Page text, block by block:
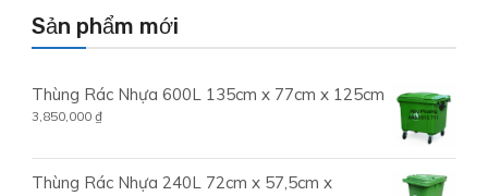
Sản phẩm mới
Thùng Rác Nhựa 600L 135cm x 77cm x 125cm
3,850,000 ₫
Thùng Rác Nhựa 240L 72cm x 57,5cm x